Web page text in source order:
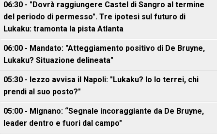
06:30 - "Dovrà raggiungere Castel di Sangro al termine
del periodo di permesso". Tre ipotesi sul futuro di
Lukaku: tramonta la pista Atlanta
06:00 - Mandato: "Atteggiamento positivo di De Bruyne,
Lukaku? Situazione delineata"
05:30 - Iezzo avvisa il Napoli: "Lukaku? Io lo terrei, chi
prendi al suo posto?"
05:00 - Mignano: “Segnale incoraggiante da De Bruyne,
leader dentro e fuori dal campo"